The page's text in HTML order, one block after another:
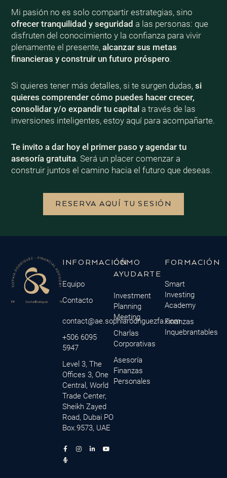
Mi pasión no es solo compartir estrategias, sino
ofrecer tranquilidad y seguridad a las personas: que
disfruten del conocimiento y la confianza para vivir
plenamente el presente, alcanzar sus metas
financieras y construir un futuro próspero.
Si quieres tener más detalles, si te surgen dudas, si
quieres comprender cómo puedes hacer crecer,
consolidar y/o expandir tu capitala través de las
inversiones inteligentes, estoy aquí para acompañarte.
Te invito a dar hoy el primer paso y agendar tu
asesoría gratuita. Será un placer comenzar a
construir juntos el camino hacia el futuro que deseas.
RESERVA AQUÍ TU SESIÓN
INFORMACIÓN
Equipo
Contacto
contact@ae.sophiarodriguezfa.com
+506 6095
5947
Level 3, The
Offices 3, One
Central, World
Trade Center,
Sheikh Zayed
Road, Dubai PO
Box.9573, UAE
F
a
c
e
I
n
L
i
Y
o
M
i
c
r
CÓMO
AYUDARTE
Investment
Planning
Meeting
Charlas
Corporativas
Asesoría
Finanzas
Personales
FORMACIÓN
Smart
Investing
Academy
Finanzas
Inquebrantables